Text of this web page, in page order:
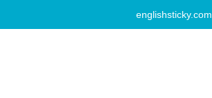
englishsticky.com